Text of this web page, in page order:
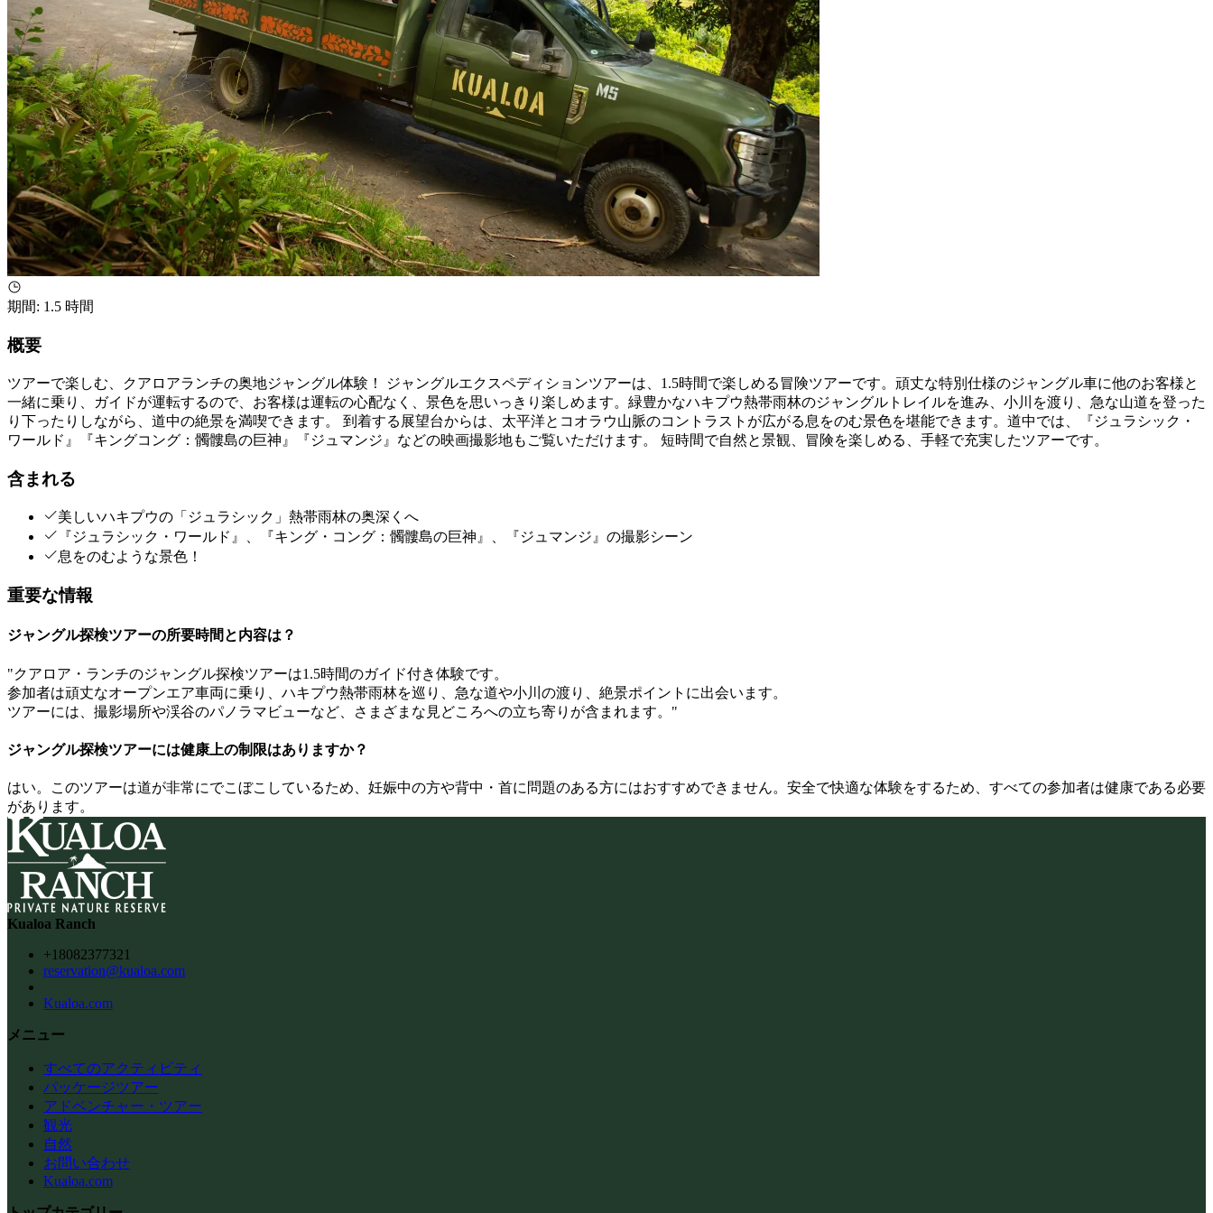
期間: 1.5 時間
概要
ツアーで楽しむ、クアロアランチの奥地ジャングル体験！ ジャングルエクスペディションツアーは、1.5時間で楽しめる冒険ツアーです。頑丈な特別仕様のジャングル車に他のお客様と
一緒に乗り、ガイドが運転するので、お客様は運転の心配なく、景色を思いっきり楽しめます。緑豊かなハキプウ熱帯雨林のジャングルトレイルを進み、小川を渡り、急な山道を登った
り下ったりしながら、道中の絶景を満喫できます。 到着する展望台からは、太平洋とコオラウ山脈のコントラストが広がる息をのむ景色を堪能できます。道中では、『ジュラシック・
ワールド』『キングコング：髑髏島の巨神』『ジュマンジ』などの映画撮影地もご覧いただけます。 短時間で自然と景観、冒険を楽しめる、手軽で充実したツアーです。
含まれる
美しいハキプウの「ジュラシック」熱帯雨林の奥深くへ
『ジュラシック・ワールド』、『キング・コング：髑髏島の巨神』、『ジュマンジ』の撮影シーン
息をのむような景色！
重要な情報
ジャングル探検ツアーの所要時間と内容は？
"クアロア・ランチのジャングル探検ツアーは1.5時間のガイド付き体験です。
参加者は頑丈なオープンエア車両に乗り、ハキプウ熱帯雨林を巡り、急な道や小川の渡り、絶景ポイントに出会います。
ツアーには、撮影場所や渓谷のパノラマビューなど、さまざまな見どころへの立ち寄りが含まれます。"
ジャングル探検ツアーには健康上の制限はありますか？
はい。このツアーは道が非常にでこぼこしているため、妊娠中の方や背中・首に問題のある方にはおすすめできません。安全で快適な体験をするため、すべての参加者は健康である必要
があります。
Kualoa Ranch
+18082377321
reservation@kualoa.com
Kualoa.com
メニュー
すべてのアクティビティ
パッケージツアー
アドベンチャー・ツアー
観光
自然
お問い合わせ
Kualoa.com